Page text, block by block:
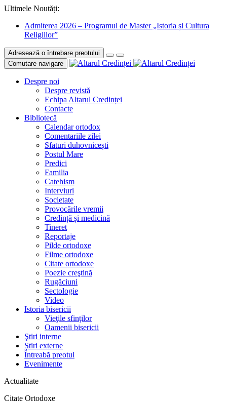
Ultimele Noutăți:
Admiterea 2026 – Programul de Master „Istoria și Cultura
Religiilor”
Adresează o întrebare preotului
Comutare navigare
Despre noi
Despre revistă
Echipa Altarul Credinței
Contacte
Bibliotecă
Calendar ortodox
Comentariile zilei
Sfaturi duhovnicești
Postul Mare
Predici
Familia
Catehism
Interviuri
Societate
Provocările vremii
Credință și medicină
Tineret
Reportaje
Pilde ortodoxe
Filme ortodoxe
Citate ortodoxe
Poezie creştină
Rugăciuni
Sectologie
Video
Istoria bisericii
Vieţile sfinţilor
Oamenii bisericii
Ştiri interne
Știri externe
Întreabă preotul
Evenimente
Actualitate
Citate Ortodoxe